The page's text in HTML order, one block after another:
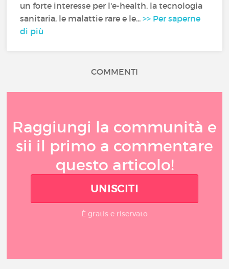
un forte interesse per l'e-health, la tecnologia
sanitaria, le malattie rare e le...>> Per saperne
di più
COMMENTI
Raggiungi la communità e
sii il primo a commentare
questo articolo!
UNISCITI
È gratis e riservato